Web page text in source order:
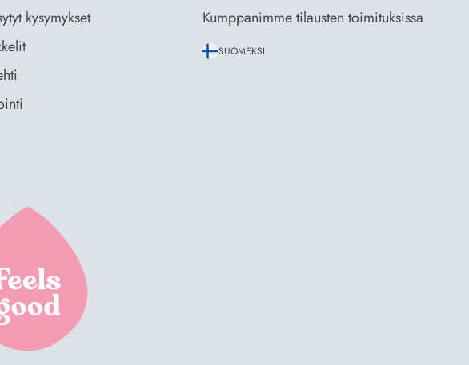
kysymykset
Kumppanimme tilausten toimituksissa
SUOMEKSI